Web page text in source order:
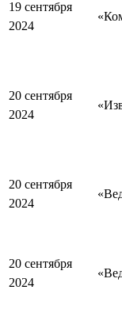
19 сентября
2024
20 сентября
2024
20 сентября
2024
20 сентября
2024